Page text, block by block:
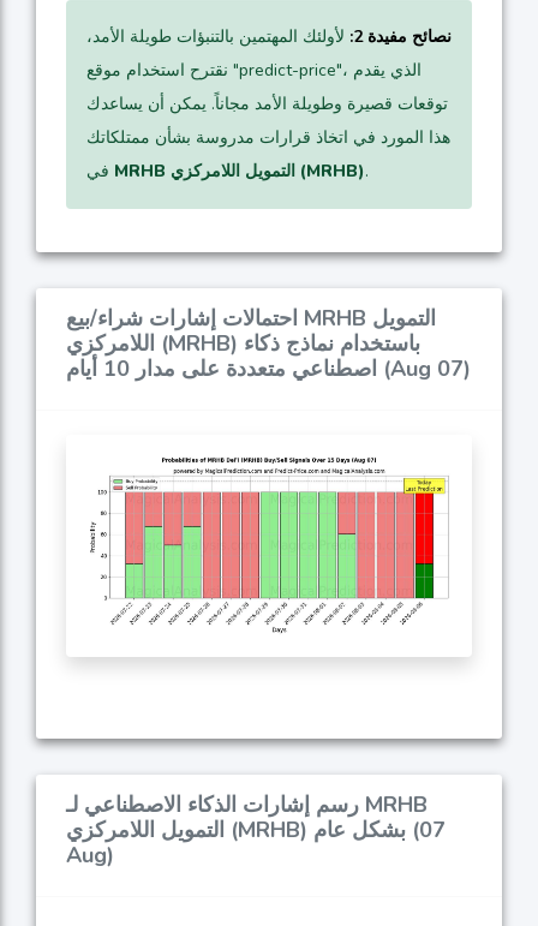
نصائح مفيدة 2:
لأولئك المهتمين بالتنبؤات طويلة الأمد،
نقترح استخدام موقع "predict-price"، الذي يقدم
توقعات قصيرة وطويلة الأمد مجاناً. يمكن أن يساعدك
هذا المورد في اتخاذ قرارات مدروسة بشأن ممتلكاتك
MRHB التمويل اللامركزي (MRHB).
احتمالات إشارات شراء/بيع MRHB التمويل
اللامركزي (MRHB) باستخدام نماذج ذكاء
اصطناعي متعددة على مدار 10 أيام (Aug 07)
رسم إشارات الذكاء الاصطناعي لـ MRHB
التمويل اللامركزي (MRHB) بشكل عام (07
Aug)